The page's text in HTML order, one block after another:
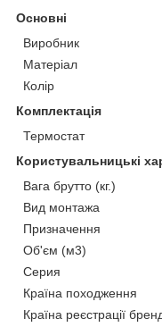
Основні
Виробник
Матеріал
Колір
Комплектація
Термостат
Користувальницькі
Вага брутто (кг.)
Вид монтажа
Призначення
Об'єм (м3)
Серия
Країна походження
Країна реєстрації